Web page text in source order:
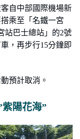
自中部國際機場新
乘至「名鐵一宮
站巴士總站」的2號
，再步行15分鐘即
預計取消。
紫陽花海”